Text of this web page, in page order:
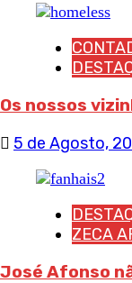
Os nossos
5 de Agosto,
ZECA
José Afonso